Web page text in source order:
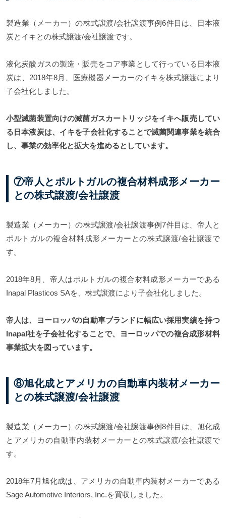
製造業（メーカー）の株式譲渡/会社譲渡事例6件目は、日本液
炭とイキとの株式譲渡/会社譲渡です。
液化炭酸ガスの製造・販売をコア事業として行っている日本液
炭は、2018年8月、医療機器メーカーのイキを株式譲渡により
子会社化しました。
小型滅菌装置向けの滅菌ガスカートリッジをイキへ販売してい
る日本液炭は、イキを子会社化することで滅菌関連事業を統合
し、事業の効率化と拡大を進めるとしています。
⑦帝人とポルトガルの複合材料成形メーカー
との株式譲渡/会社譲渡
製造業（メーカー）の株式譲渡/会社譲渡事例7件目は、帝人と
ポルトガルの複合材料成形メーカーとの株式譲渡/会社譲渡で
す。
2018年8月、帝人はポルトガルの複合材料成形メーカーである
Inapal Plasticos SAを、株式譲渡により子会社化しました。
帝人は、ヨーロッパの自動車ブランドに幅広い採用実績を持つ
Inapal社を子会社化することで、ヨーロッパでの複合成形材料
事業拡大を図っています。
⑧旭化成とアメリカの自動車内装材メーカー
との株式譲渡/会社譲渡
製造業（メーカー）の株式譲渡/会社譲渡事例8件目は、旭化成
とアメリカの自動車内装材メーカーとの株式譲渡/会社譲渡で
す。
2018年7月旭化成は、アメリカの自動車内装材メーカーである
Sage Automotive Interiors, Inc.を買収しました。